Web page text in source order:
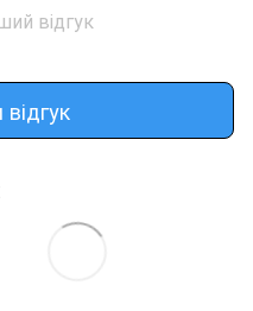
відгук